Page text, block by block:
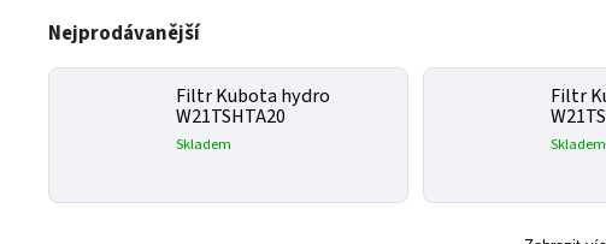
Nejprodávanější
Filtr Kubota hydro
W21TSHTA20
Skladem
Filtr
Skladem